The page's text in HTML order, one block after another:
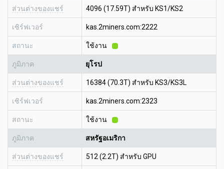
ส่วนต่างของแชร์ 4096 (17.59T) สำหรับ KS1/KS2
เซิร์ฟเวอร์ kas.2miners.com:2222
สถานะ ใช้งาน
ภูมิภาค ยุโรป
ส่วนต่างของแชร์ 16384 (70.3T) สำหรับ KS3/KS3L
เซิร์ฟเวอร์ kas.2miners.com:2323
สถานะ ใช้งาน
ภูมิภาค สหรัฐอเมริกา
ส่วนต่างของแชร์ 512 (2.2T) สำหรับ GPU